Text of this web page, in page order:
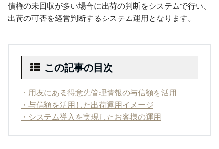
債権の未回収が多い場合に出荷の判断をシステムで行い、
出荷の可否を経営判断するシステム運用となります。
この記事の目次
・用友にある得意先管理情報の与信額を活用
・与信額を活用した出荷運用イメージ
・システム導入を実現したお客様の運用